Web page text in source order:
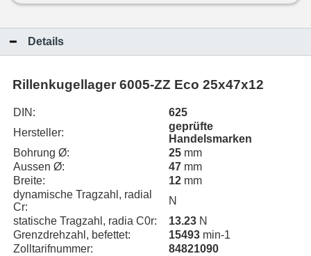
Details
Rillenkugellager 6005-ZZ Eco 25x47x12
DIN:
625
Hersteller:
geprüfte
Handelsmarken
Bohrung Ø:
25 mm
Aussen Ø:
47 mm
Breite:
12 mm
dynamische Tragzahl, radial
Cr:
N
statische Tragzahl, radia C0r:
13.23 N
Grenzdrehzahl, befettet:
15493 min-1
Zolltarifnummer:
84821090